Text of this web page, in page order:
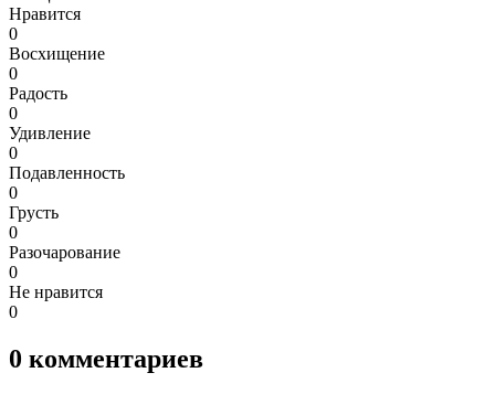
Нравится
0
Восхищение
0
Радость
0
Удивление
0
Подавленность
0
Грусть
0
Разочарование
0
Не нравится
0
0 комментариев